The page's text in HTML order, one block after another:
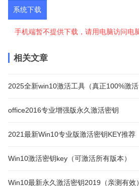
系统下载
手机端暂不提供下载，请用电脑访问电
相关文章
2025全新win10激活工具（真正100%激活
office2016专业增强版永久激活密钥
2021最新Win10专业版激活密钥KEY推荐
Win10激活密钥key（可激活所有版本）
Win10最新永久激活密钥2019（亲测有效）